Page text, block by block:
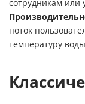
сотрудникам или
поток
температуру